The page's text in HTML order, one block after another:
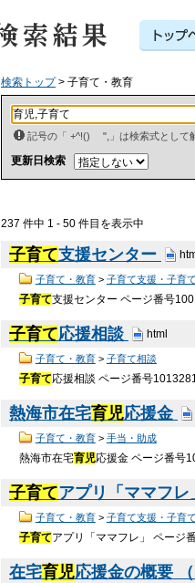
検索トップ> 子育て・教育
記号の「 +^!() ",」は検索式として
更新日検索
237 件中 1 - 50 件目を表示中
子育て支援センター
子育て・教育> 子育て支援・子育
子育て支援センター ページ番号
子育て応援相談 html
子育て・教育> 子育て相談
子育て応援相談 ページ番号
熱海市在宅育児応援金
子育て・教育> 手当・助成
熱海市在宅育児応援金 ページ番
子育てアプリ「ママフレ
子育て・教育> 子育て支援・子育
子育てアプリ「ママフレ」 ペー
在宅育児応援金の概要